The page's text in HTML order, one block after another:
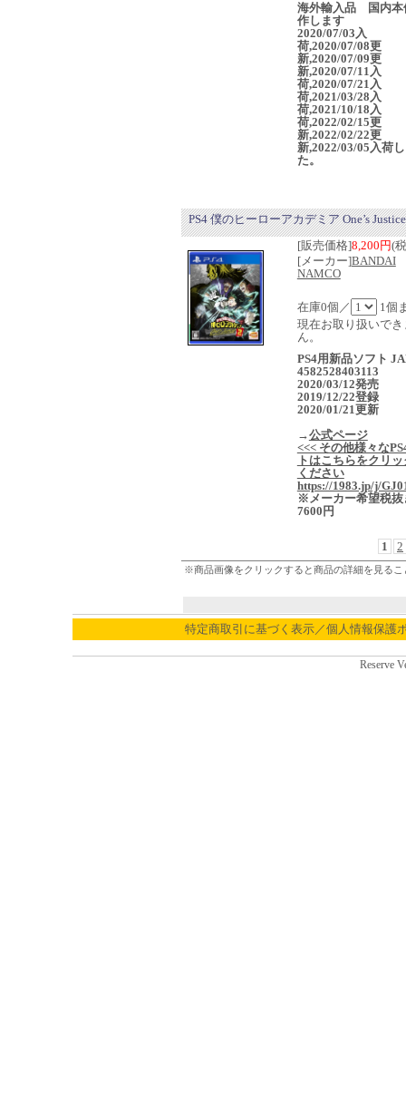
海外輸入品 国内本
作します
2020/07/03入
荷,2020/07/08更
新,2020/07/09更
新,2020/07/11入
荷,2020/07/21入
荷,2021/03/28入
荷,2021/10/18入
荷,2022/02/15更
新,2022/02/22更
新,2022/03/05入荷
た。
PS4 僕のヒーローアカデミア One’s
[販売価格]8,200円(
[メーカー]BANDAI
NAMCO
在庫0個／
1個
現在お取り扱いでき
ん。
PS4用新品ソフト
4582528403113
2020/03/12発売
2019/12/22登録
2020/01/21更新
→公式ページ
<<< その他様々な
トはこちらをクリ
ください
https://1983.jp/j/
※メーカー希望税抜
7600円
1 2
※商品画像をクリックすると商品の詳細を見るこ
特定商取引に基づく表示／個人情報保護
Reserve